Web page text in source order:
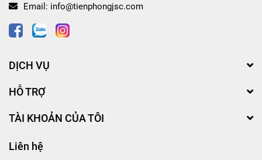
Email: info@tienphongjsc.com
DỊCH VỤ
HỖ TRỢ
TÀI KHOẢN CỦA TÔI
Liên hệ